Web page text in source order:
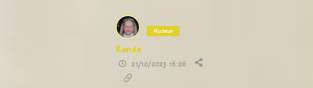
Auteur
Renée
21/10/2023 16:06